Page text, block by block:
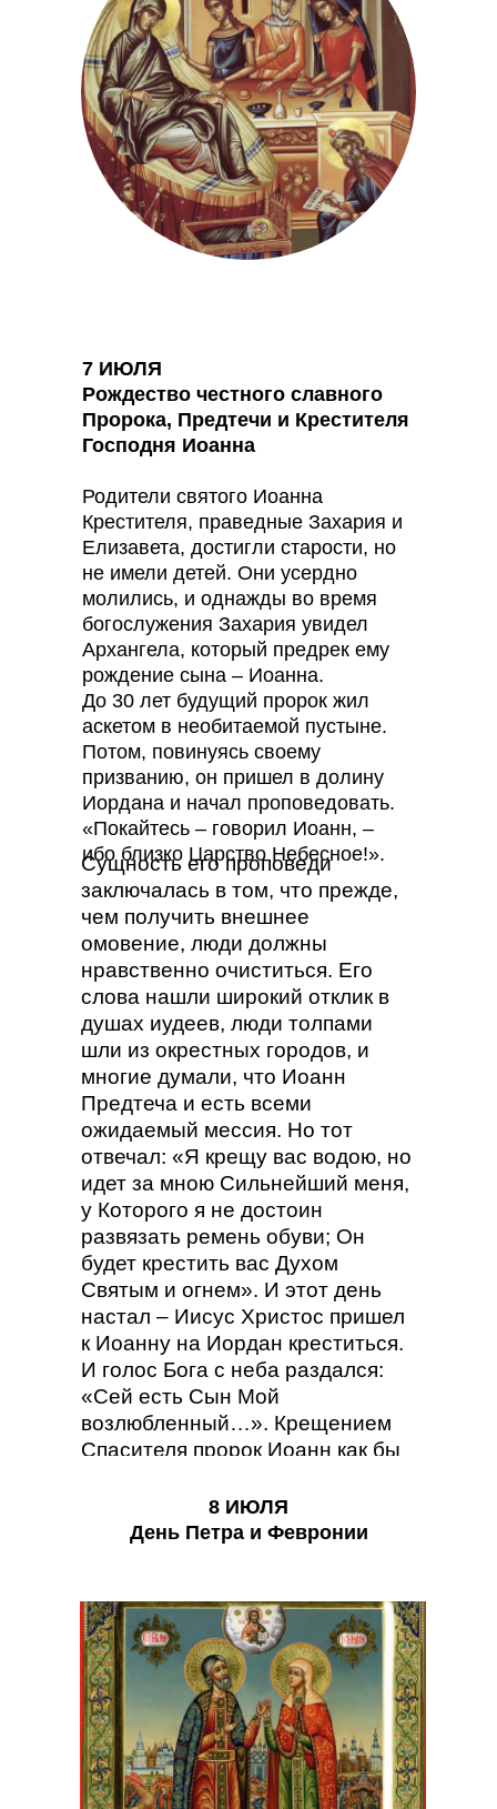
Сущность его проповеди
заключалась в том, что прежде,
чем получить внешнее
омовение, люди должны
нравственно очиститься. Его
слова нашли широкий отклик в
душах иудеев, люди толпами
шли из окрестных городов, и
многие думали, что Иоанн
Предтеча и есть всеми
ожидаемый мессия. Но тот
отвечал: «Я крещу вас водою, но
идет за мною Сильнейший меня,
у Которого я не достоин
развязать ремень обуви; Он
будет крестить вас Духом
Святым и огнем». И этот день
настал – Иисус Христос пришел
к Иоанну на Иордан креститься.
И голос Бога с неба раздался:
«Сей есть Сын Мой
возлюбленный…». Крещением
Спасителя пророк Иоанн как бы
7 ИЮЛЯ
Рождество честного славного
Пророка, Предтечи и Крестителя
Господня Иоанна
Родители святого Иоанна
Крестителя, праведные Захария и
Елизавета, достигли старости, но
не имели детей. Они усердно
молились, и однажды во время
богослужения Захария увидел
Архангела, который предрек ему
рождение сына – Иоанна.
До 30 лет будущий пророк жил
аскетом в необитаемой пустыне.
Потом, повинуясь своему
призванию, он пришел в долину
Иордана и начал проповедовать.
«Покайтесь – говорил Иоанн, –
ибо близко Царство Небесное!».
8 ИЮЛЯ
День Петра и Февронии